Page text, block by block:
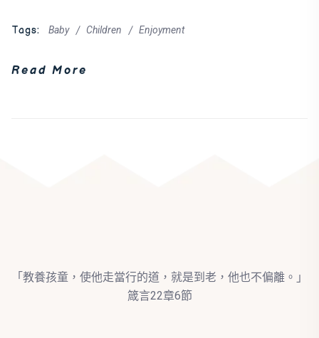
Tags: Baby Children Enjoyment
Read More
「教養孩童，使他走當行的道，就是到老，他也不偏離。」
箴言22章6節